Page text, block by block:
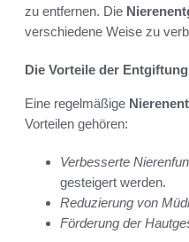
zu entfernen. Die
verschiedene Weise zu
Die Vorteile der
Eine regelmäßige
Vorteilen gehören:
Verbesserte
gesteigert werden.
Reduzierung von
Förderung der